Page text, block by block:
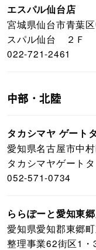
エスパル仙台店
宮城県仙台市青葉
スパル仙台 ２Ｆ
022-721-2461
中部・北陸
タカシマヤ ゲート
愛知県名古屋市中
タカシマヤゲート
052-571-0734
ららぽーと愛知東
愛知県愛知郡東郷
整理事業62街区1・